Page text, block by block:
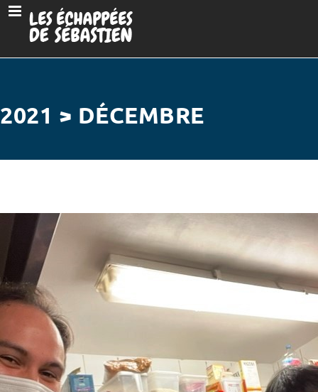
2021 > DÉCEMBRE